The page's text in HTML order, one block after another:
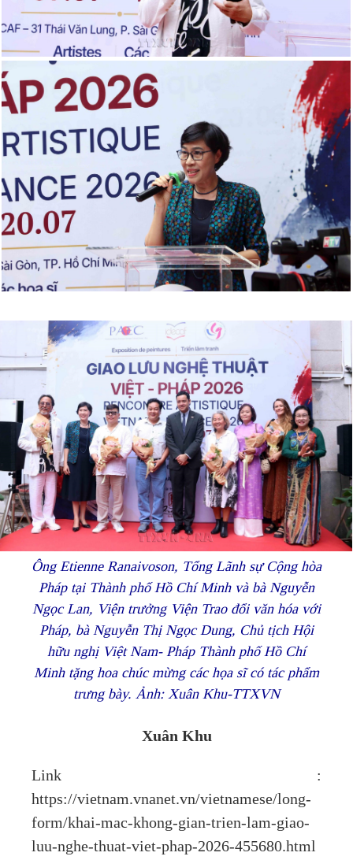
Ông Etienne Ranaivoson, Tổng Lãnh sự Cộng hòa
Pháp tại Thành phố Hồ Chí Minh và bà Nguyễn
Ngọc Lan, Viện trưởng Viện Trao đổi văn hóa với
Pháp, bà Nguyễn Thị Ngọc Dung, Chủ tịch Hội
hữu nghị Việt Nam- Pháp Thành phố Hồ Chí
Minh tặng hoa chúc mừng các họa sĩ có tác phẩm
trưng bày. Ảnh: Xuân Khu-TTXVN
Xuân Khu
Link :
https://vietnam.vnanet.vn/vietnamese/long-
form/khai-mac-khong-gian-trien-lam-giao-
luu-nghe-thuat-viet-phap-2026-455680.html